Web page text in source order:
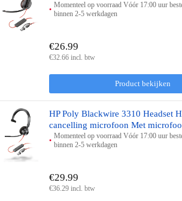
Momenteel op voorraad Vóór 17:00 uur
binnen 2-5 werkdagen
Product bekijken
€26.99
€32.66 incl. btw
HP Poly Blackwire 3310 Headset
cancelling microfoon Met
Momenteel op voorraad Vóór 17:00 uur
binnen 2-5 werkdagen
€29.99
€36.29 incl. btw